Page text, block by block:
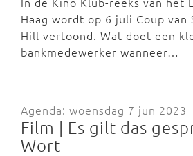
Haag wordt op 6 juli Coup van
Hill vertoond. Wat doet een
bankmedewerker wanneer…
Agenda: woensdag 7 jun 2023
Film | Es gilt das
Wort